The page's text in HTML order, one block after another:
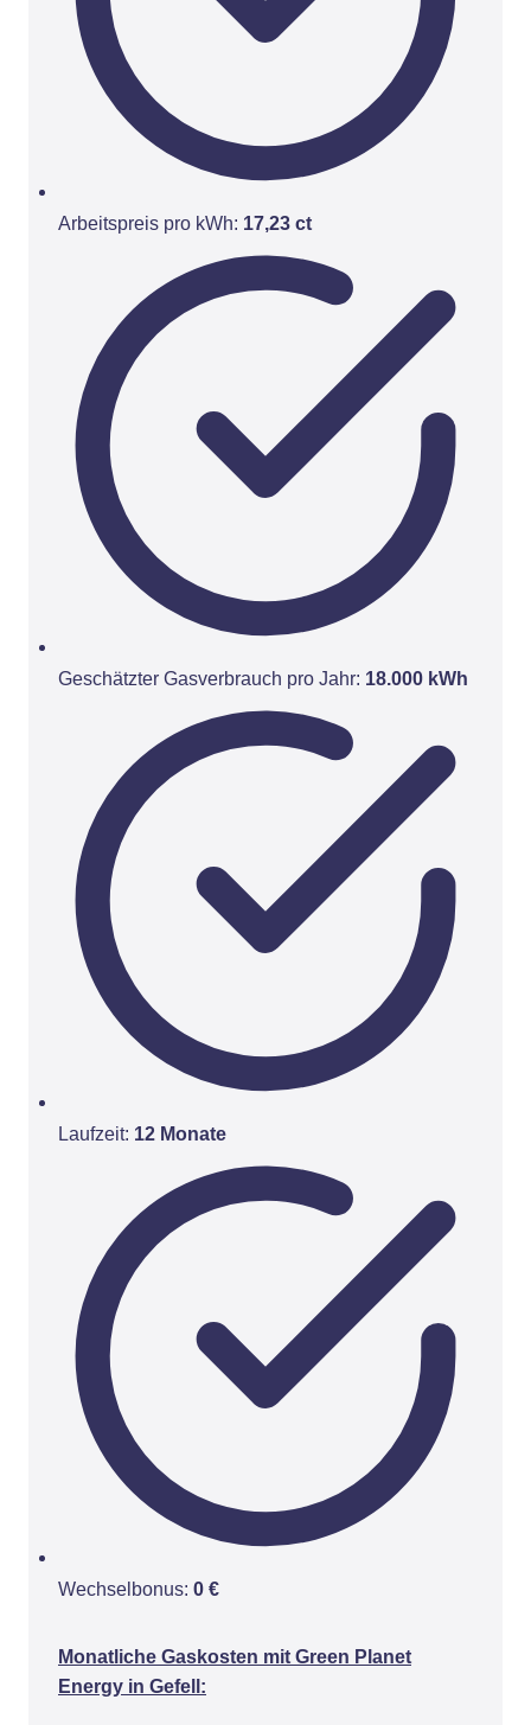
Arbeitspreis pro kWh: 17,23 ct
Geschätzter Gasverbrauch pro Jahr: 18.000 kWh
Laufzeit: 12 Monate
Wechselbonus: 0 €
Monatliche Gaskosten mit Green Planet
Energy in Gefell: